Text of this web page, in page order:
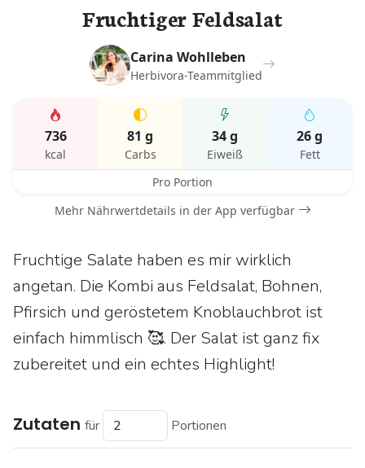
Fruchtiger Feldsalat
Carina Wohlleben
Herbivora-Teammitglied
736
kcal
81 g
Carbs
34 g
Eiweiß
26 g
Fett
Pro Portion
Mehr Nährwertdetails in der App verfügbar
Fruchtige Salate haben es mir wirklich
angetan. Die Kombi aus Feldsalat, Bohnen,
Pfirsich und geröstetem Knoblauchbrot ist
einfach himmlisch 🥰. Der Salat ist ganz fix
zubereitet und ein echtes Highlight!
Zutaten für Portionen